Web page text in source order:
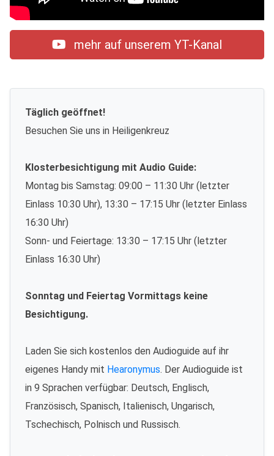
mehr auf unserem YT-Kanal
Täglich geöffnet!
Besuchen Sie uns in Heiligenkreuz
Klosterbesichtigung mit Audio Guide:
Montag bis Samstag: 09:00 – 11:30 Uhr (letzter
Einlass 10:30 Uhr), 13:30 – 17:15 Uhr (letzter Einlass
16:30 Uhr)
Sonn- und Feiertage: 13:30 – 17:15 Uhr (letzter
Einlass 16:30 Uhr)
Sonntag und Feiertag Vormittags keine
Besichtigung.
Laden Sie sich kostenlos den Audioguide auf ihr
eigenes Handy mit Hearonymus. Der Audioguide ist
in 9 Sprachen verfügbar: Deutsch, Englisch,
Französisch, Spanisch, Italienisch, Ungarisch,
Tschechisch, Polnisch und Russisch.